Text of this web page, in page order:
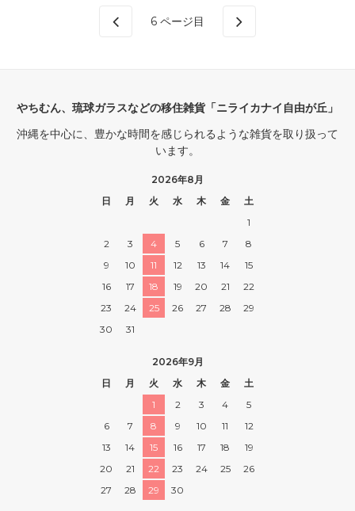
6 ページ目
やちむん、琉球ガラスなどの移住雑貨「ニライカナイ自由が丘」
沖縄を中心に、豊かな時間を感じられるような雑貨を取り扱って
います。
2026年8月
日
月 火 水 木 金
土
1
2
3 4 5 6 7
8
9
10 11 12 13 14
15
16
17 18 19 20 21
22
23
24 25 26 27 28
29
30
31
2026年9月
日
月 火 水 木 金
土
1
2 3 4
5
6
7 8 9 10 11
12
13
14 15 16 17 18
19
20
21 22 23 24 25
26
27
28 29 30